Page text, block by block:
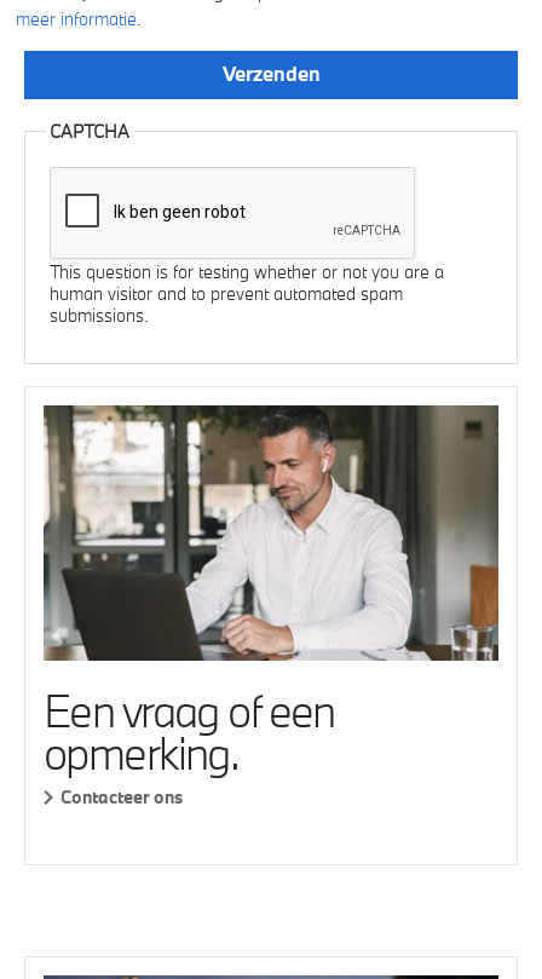
meer informatie
CAPTCHA
This question is for testing whether or not you are a
human visitor and to prevent automated spam
submissions.
Een vraag of een
opmerking.
Contacteer ons